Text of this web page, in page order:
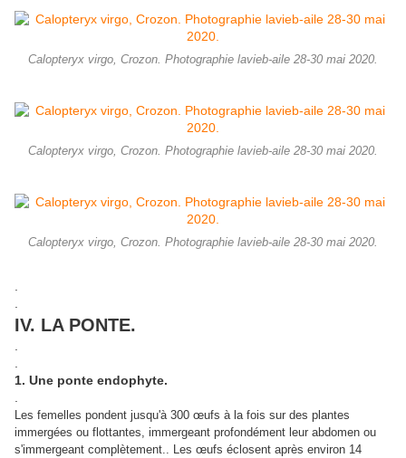
Calopteryx virgo, Crozon. Photographie lavieb-aile 28-30 mai 2020.
Calopteryx virgo, Crozon. Photographie lavieb-aile 28-30 mai 2020.
Calopteryx virgo, Crozon. Photographie lavieb-aile 28-30 mai 2020.
IV. LA PONTE.
1. Une ponte endophyte.
Les femelles pondent jusqu'à 300 œufs à la fois sur des plantes
immergées ou flottantes, immergeant profondément leur abdomen ou
s'immergeant complètement.. Les œufs éclosent après environ 14